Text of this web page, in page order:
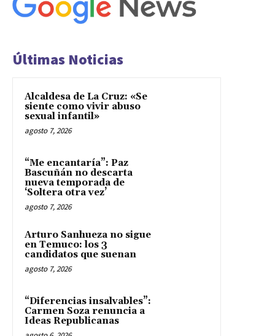
Últimas Noticias
Alcaldesa de La Cruz: «Se
siente como vivir abuso
sexual infantil»
agosto 7, 2026
“Me encantaría”: Paz
Bascuñán no descarta
nueva temporada de
‘Soltera otra vez’
agosto 7, 2026
Arturo Sanhueza no sigue
en Temuco: los 3
candidatos que suenan
agosto 7, 2026
“Diferencias insalvables”:
Carmen Soza renuncia a
Ideas Republicanas